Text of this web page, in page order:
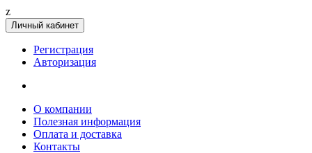
z
Личный кабинет
Регистрация
Авторизация
О компании
Полезная информация
Оплата и доставка
Контакты